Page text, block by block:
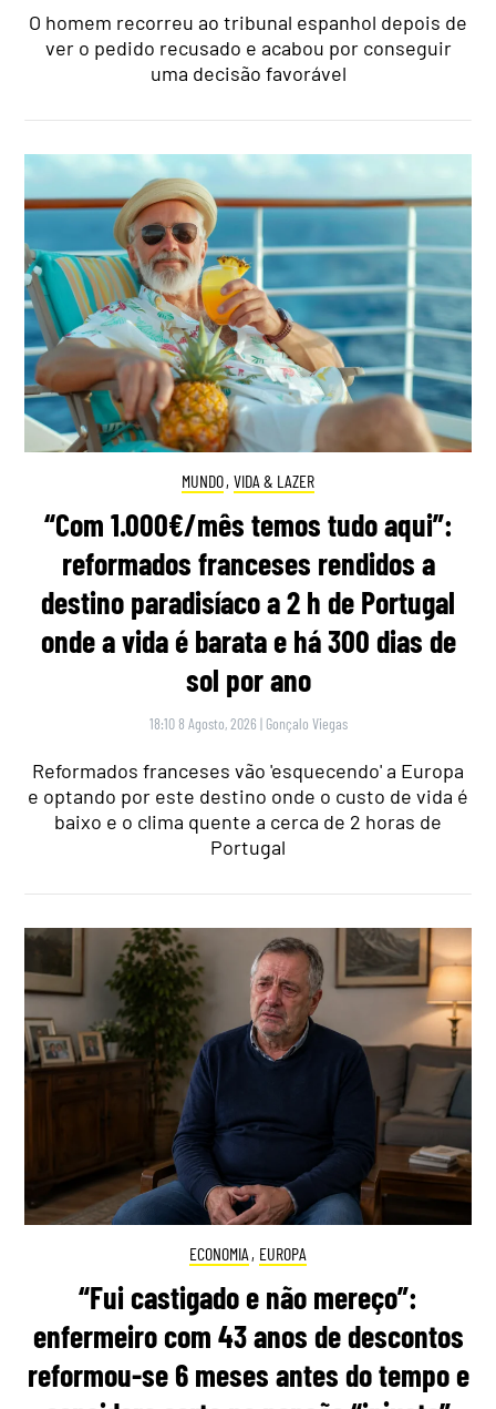
O homem recorreu ao tribunal espanhol depois de
ver o pedido recusado e acabou por conseguir
uma decisão favorável
MUNDO, VIDA & LAZER
“Com 1.000€/mês temos tudo aqui”:
reformados franceses rendidos a
destino paradisíaco a 2 h de Portugal
onde a vida é barata e há 300 dias de
sol por ano
18:10 8 Agosto, 2026 | Gonçalo Viegas
Reformados franceses vão 'esquecendo' a Europa
e optando por este destino onde o custo de vida é
baixo e o clima quente a cerca de 2 horas de
Portugal
ECONOMIA , EUROPA
“Fui castigado e não mereço”:
enfermeiro com 43 anos de descontos
reformou-se 6 meses antes do tempo e